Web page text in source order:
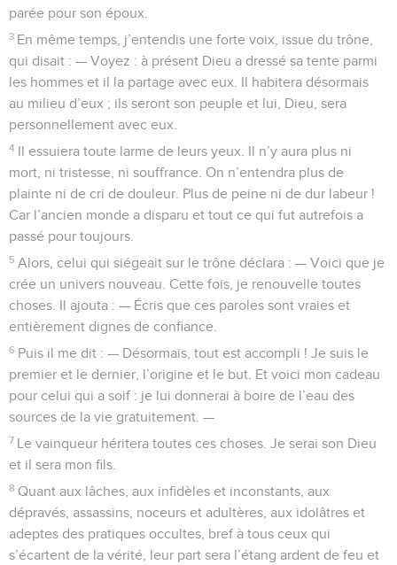
parée pour son époux.
3 En même temps, j’entendis une forte voix, issue du trône,
qui disait : — Voyez : à présent Dieu a dressé sa tente parmi
les hommes et il la partage avec eux. Il habitera désormais
au milieu d’eux ; ils seront son peuple et lui, Dieu, sera
personnellement avec eux.
4 Il essuiera toute larme de leurs yeux. Il n’y aura plus ni
mort, ni tristesse, ni souffrance. On n’entendra plus de
plainte ni de cri de douleur. Plus de peine ni de dur labeur !
Car l’ancien monde a disparu et tout ce qui fut autrefois a
passé pour toujours.
5 Alors, celui qui siégeait sur le trône déclara : — Voici que je
crée un univers nouveau. Cette fois, je renouvelle toutes
choses. Il ajouta : — Écris que ces paroles sont vraies et
entièrement dignes de confiance.
6 Puis il me dit : — Désormais, tout est accompli ! Je suis le
premier et le dernier, l’origine et le but. Et voici mon cadeau
pour celui qui a soif : je lui donnerai à boire de l’eau des
sources de la vie gratuitement. —
7 Le vainqueur héritera toutes ces choses. Je serai son Dieu
et il sera mon fils.
8 Quant aux lâches, aux infidèles et inconstants, aux
dépravés, assassins, noceurs et adultères, aux idolâtres et
adeptes des pratiques occultes, bref à tous ceux qui
s’écartent de la vérité, leur part sera l’étang ardent de feu et